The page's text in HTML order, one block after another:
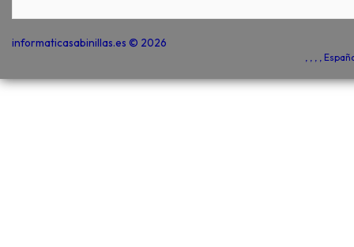
informaticasabinillas.es © 2026
, , , ,